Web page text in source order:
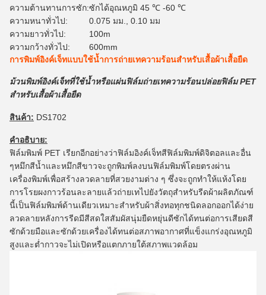
ความต้านทานการซัก:ซักได้อุณหภูมิ 45 ℃ -60 ℃
ความหนาทั่วไป:
0.075 มม., 0.10 มม
ความยาวทั่วไป:
100m
ความกว้างทั่วไป:
600mm
การพิมพ์อิงค์เจ็ทแบบใช้น้ำการถ่ายเทความร้อนสำหรับเสื้อผ้าเสื้อยืด
ม้วนพิมพ์อิงค์เจ็ทที่ใช้น้ำหรือแผ่นฟิล์มถ่ายเทความร้อนปล่อยฟิล์ม PET
สำหรับเสื้อผ้าเสื้อยืด
สินค้า: DS1702
คำอธิบาย:
ฟิล์มพิมพ์ PET เรียกอีกอย่างว่าฟิล์มอิงค์เจ็ทสีฟิล์มพิมพ์ดิจิตอลและอื่น
ๆหมึกสีน้ำและหมึกสีขาวจะถูกพิมพ์ลงบนฟิล์มพิมพ์โดยตรงผ่าน
เครื่องพิมพ์เพื่อสร้างลวดลายที่สวยงามต่าง ๆ ซึ่งจะถูกทำให้แห้งโดย
การโรยผงกาวร้อนละลายแล้วถ่ายเทไปยังวัตถุสำหรับรีดผ้าผลิตภัณฑ์
นี้เป็นฟิล์มพิมพ์ด้านเดียวเหมาะสำหรับผ้าสิ่งทอทุกชนิดลอกออกได้ง่าย
ลวดลายหลังการรีดมีสีสดใสสัมผัสนุ่มยืดหยุ่นดีซักได้ทนต่อการเสียดสี
ซักด้วยมือและซักด้วยเครื่องได้ทนต่อสภาพอากาศที่แข็งแกร่งอุณหภูมิ
สูงและต่ำกาวจะไม่เปิดหรือแตกภายใต้สภาพแวดล้อม